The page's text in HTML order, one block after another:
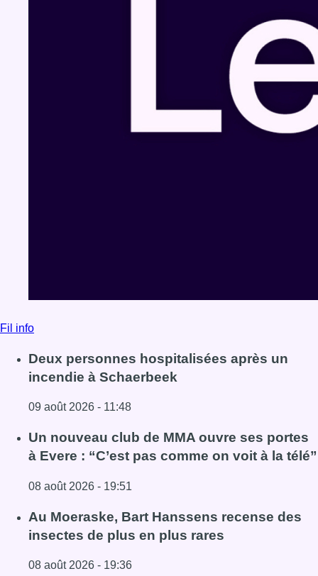
Fil info
Deux personnes hospitalisées après un
incendie à Schaerbeek
09 août 2026 - 11:48
Lire l'article Deux personnes hospitalisées après un
Un nouveau club de MMA ouvre ses portes
à Evere : “C’est pas comme on voit à la télé”
08 août 2026 - 19:51
Lire l'article Un nouveau club de MMA ouvre ses portes à
Au Moeraske, Bart Hanssens recense des
insectes de plus en plus rares
08 août 2026 - 19:36